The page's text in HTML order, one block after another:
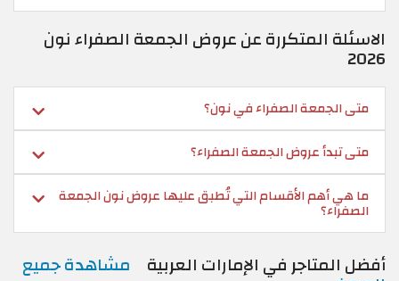
عن عروض الجمعة الصفراء نون
الصفراء في نون؟
الجمعة الصفراء؟
الأقسام التي تُطبق عليها عروض نون الجمعة
في الإمارات العربية مشاهدة جميع